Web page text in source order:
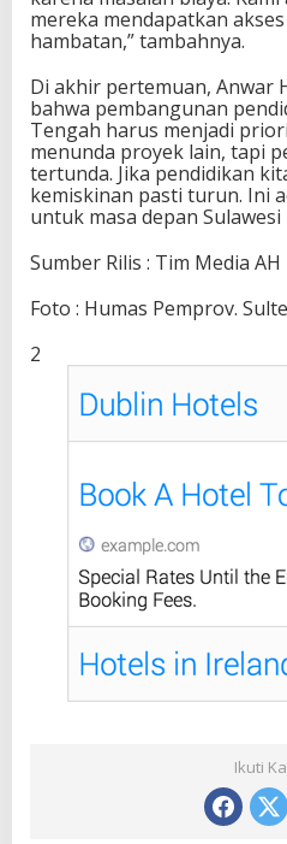
mereka mendapatkan
hambatan,” tambahnya.
Di akhir pertemuan, Anwar
bahwa pembangunan
Tengah harus menjadi
menunda proyek lain, tapi
tertunda. Jika pendidikan
kemiskinan pasti turun. Ini
untuk masa depan
Sumber Rilis : Tim Media AH
Foto : Humas Pemprov.
2
Ikuti